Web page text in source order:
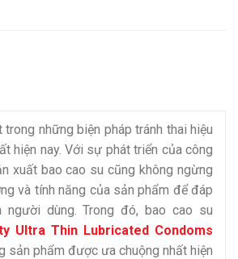
những biện pháp tránh thai hiệu
hiện nay. Với sự phát triển của công
xuất bao cao su cũng không ngừng
và tính năng của sản phẩm để đáp
người dùng. Trong đó, bao cao su
Ultra Thin Lubricated Condoms
sản phẩm được ưa chuộng nhất hiện